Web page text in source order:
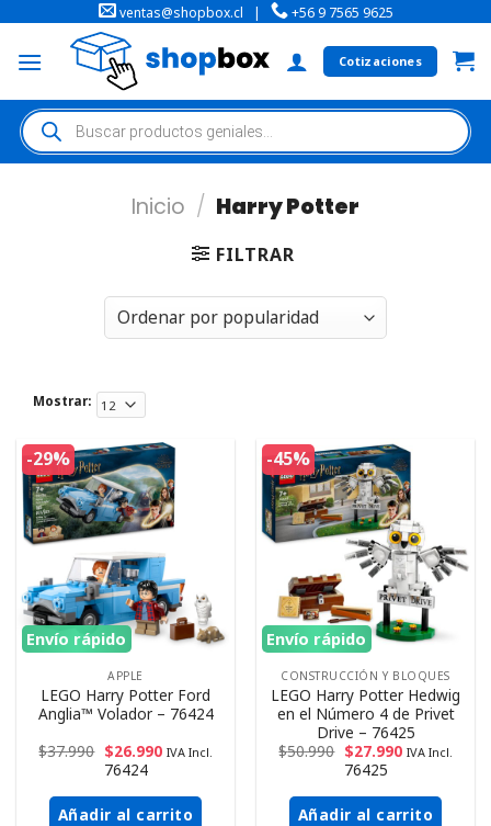
ventas@shopbox.cl | +56 9 7565 9625
Cotizaciones
Inicio / Harry Potter
FILTRAR
Mostrar:
-29%
Envío rápido
APPLE
LEGO Harry Potter Ford
Anglia™ Volador – 76424
$37.990 $26.990 IVA Incl.
76424
Añadir al carrito
-45%
Envío rápido
CONSTRUCCIÓN Y BLOQUES
LEGO Harry Potter Hedwig
en el Número 4 de Privet
Drive – 76425
$50.990 $27.990 IVA Incl.
76425
Añadir al carrito